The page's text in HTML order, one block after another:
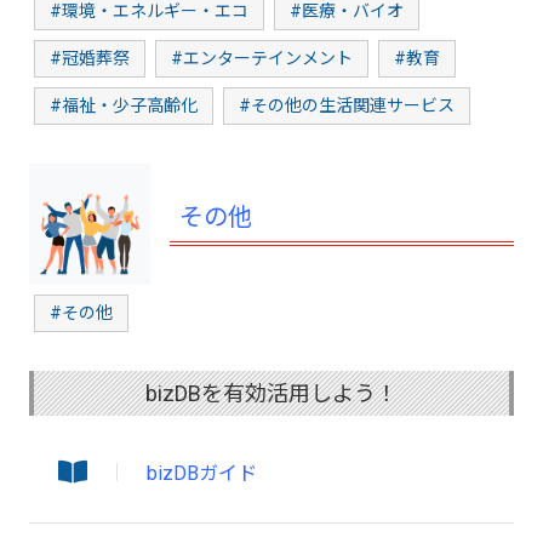
#環境・エネルギー・エコ #医療・バイオ
#冠婚葬祭 #エンターテインメント #教育
#福祉・少子高齢化 #その他の生活関連サービス
その他
#その他
bizDBを有効活用しよう！
bizDBガイド